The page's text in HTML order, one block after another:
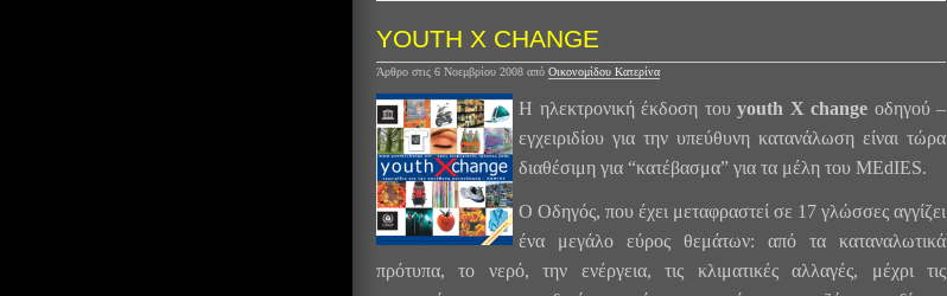
YOUTH X CHANGE
Άρθρο στις 6 Νοεμβρίου 2008 από Οικονομίδου Κατερίνα
Η ηλεκτρονική έκδοση του youth X change οδηγού –
εγχειριδίου για την υπεύθυνη κατανάλωση είναι τώρα
διαθέσιμη για “κατέβασμα” για τα μέλη του MEdIES.
Ο Οδηγός, που έχει μεταφραστεί σε 17 γλώσσες αγγίζει
ένα μεγάλο εύρος θεμάτων: από τα καταναλωτικά
πρότυπα, το νερό, την ενέργεια, τις κλιματικές αλλαγές, μέχρι τις